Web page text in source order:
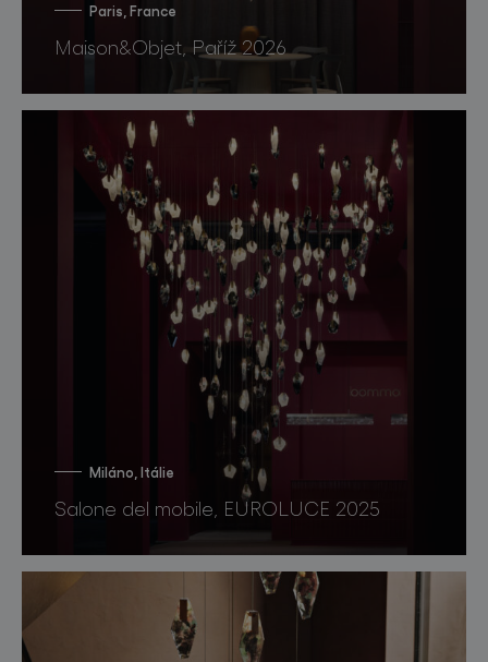
Paris, France
Maison&Objet, Paříž 2026
Miláno, Itálie
Salone del mobile, EUROLUCE 2025